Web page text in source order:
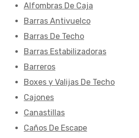
Alfombras De Caja
Barras Antivuelco
Barras De Techo
Barras Estabilizadoras
Barreros
Boxes y Valijas De Techo
Cajones
Canastillas
Caños De Escape